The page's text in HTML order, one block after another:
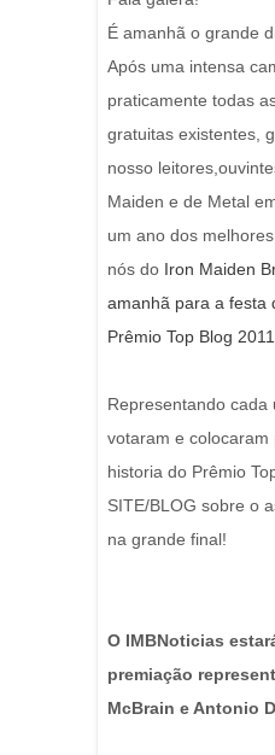
É amanhã o grande
Após uma intensa
praticamente todas
gratuitas existentes,
nosso
Maiden e de Metal
um ano dos
nós do Iron Maiden
amanhã para a festa
Prêmio Top Blog
Representando cada
votaram e colocaram
historia do Prêmio
SITE/BLOG sobre o
na grande final!
O IMBNoticias
premiação
McBrain e Antonio